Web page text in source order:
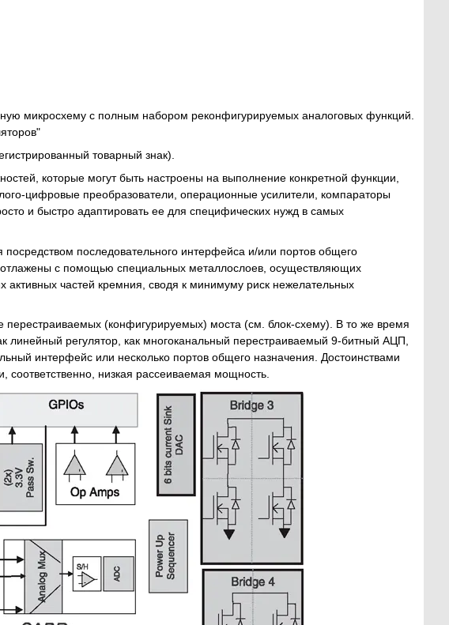
микросхему с полным набором реконфигурируемых аналоговых функций.
товарный знак).
которые могут быть настроены на выполнение конкретной функции,
цифровые преобразователи, операционные усилители, компараторы
и быстро адаптировать ее для специфических нужд в самых
последовательного интерфейса и/или портов общего
с помощью специальных металлослоев, осуществляющих
частей кремния, сводя к минимуму риск нежелательных
(конфигурируемых) моста (см. блок-схему). В то же время
линейный регулятор, как многоканальный перестраиваемый 9-битный АЦП,
интерфейс или несколько портов общего назначения. Достоинствами
соответственно, низкая рассеиваемая мощность.